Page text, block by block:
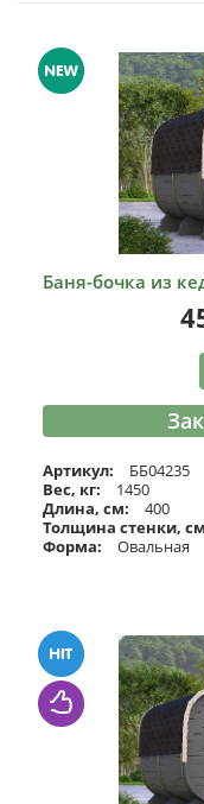
Баня-бочка из
Артикул:
ББ04235
Вес, кг:
1450
Длина, см:
400
Толщина стенки,
Форма:
Овальная